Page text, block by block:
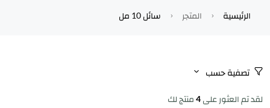
الرئيسية المتجر سائل 10 مل
تصفية حسب
لقد تم العثور على 4 منتج لك